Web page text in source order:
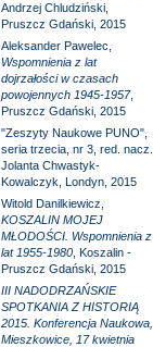
Andrzej Chludziński,
Pruszcz Gdański, 2015
Aleksander Pawelec,
Wspomnienia z lat
dojrzałości w czasach
powojennych 1945-1957,
Pruszcz Gdański, 2015
"Zeszyty Naukowe PUNO",
seria trzecia, nr 3, red. nacz.
Jolanta Chwastyk-
Kowalczyk, Londyn, 2015
Witold Danilkiewicz,
KOSZALIN MOJEJ
MŁODOŚCI. Wspomnienia z
lat 1955-1980, Koszalin -
Pruszcz Gdański, 2015
III NADODRZAŃSKIE
SPOTKANIA Z HISTORIĄ
2015. Konferencja Naukowa,
Mieszkowice, 17 kwietnia